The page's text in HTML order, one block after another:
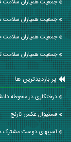
جمعیت همیاران سلامت
جمعیت همیاران سلامت
جمعیت همیاران سلامت
جمعیت همیاران سلامت
پر بازدیدترین ها
درختکاری در محوطه
فستیوال عکس نارنج
آسیبهای دوست مشترک